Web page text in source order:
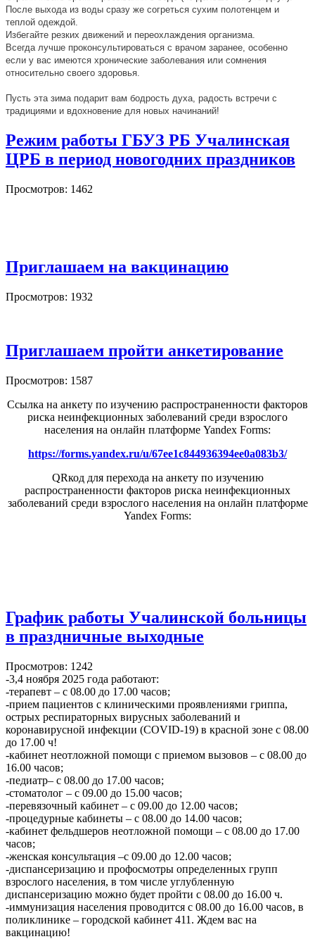
После выхода из воды сразу же согреться сухим полотенцем и
теплой одеждой.
Избегайте резких движений и переохлаждения организма.
Всегда лучше проконсультироваться с врачом заранее, особенно
если у вас имеются хронические заболевания или сомнения
относительно своего здоровья.
Пусть эта зима подарит вам бодрость духа, радость встречи с
традициями и вдохновение для новых начинаний!
Режим работы ГБУЗ РБ Учалинская
ЦРБ в период новогодних праздников
Просмотров: 1462
Приглашаем на вакцинацию
Просмотров: 1932
Приглашаем пройти анкетирование
Просмотров: 1587
Ссылка на анкету по изучению распространенности факторов
риска неинфекционных заболеваний среди взрослого
населения на онлайн платформе Yandex Forms:
https://forms.yandex.ru/u/67ee1c844936394ee0a083b3/
QRкод для перехода на анкету по изучению
распространенности факторов риска неинфекционных
заболеваний среди взрослого населения на онлайн платформе
Yandex Forms:
График работы Учалинской больницы
в праздничные выходные
Просмотров: 1242
-3,4 ноября 2025 года работают:
-терапевт – с 08.00 до 17.00 часов;
-прием пациентов с клиническими проявлениями гриппа,
острых респираторных вирусных заболеваний и
коронавирусной инфекции (COVID-19) в красной зоне с 08.00
до 17.00 ч!
-кабинет неотложной помощи с приемом вызовов – с 08.00 до
16.00 часов;
-педиатр– с 08.00 до 17.00 часов;
-стоматолог – с 09.00 до 15.00 часов;
-перевязочный кабинет – с 09.00 до 12.00 часов;
-процедурные кабинеты – с 08.00 до 14.00 часов;
-кабинет фельдшеров неотложной помощи – с 08.00 до 17.00
часов;
-женская консультация –с 09.00 до 12.00 часов;
-диспансеризацию и профосмотры определенных групп
взрослого населения, в том числе углубленную
диспансеризацию можно будет пройти с 08.00 до 16.00 ч.
-иммунизация населения проводится с 08.00 до 16.00 часов, в
поликлинике – городской кабинет 411. Ждем вас на
вакцинацию!